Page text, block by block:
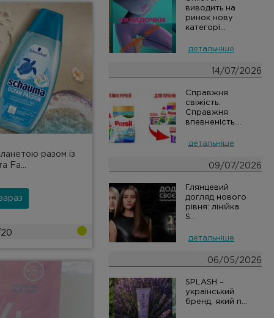
разом із
Fa...
виводить на
ринок нову
категорі...
детальніше
14/07/2026
Справжня
свіжість.
Справжня
впевненість....
детальніше
09/07/2026
Глянцевий
догляд нового
рівня: лінійка
S...
детальніше
06/05/2026
SPLASH –
український
бренд, який п...